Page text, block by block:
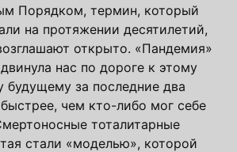
Порядком, термин, который
на протяжении десятилетий,
открыто. «Пандемия»
нас по дороге к этому
будущему за последние два
чем кто-либо мог себе
тоталитарные
стали «моделью», которой